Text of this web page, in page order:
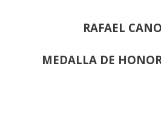
RAFAEL
MEDALLA DE